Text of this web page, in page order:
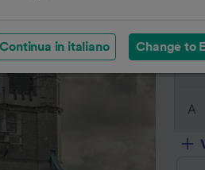
Da
A
Continua in italiano Change to